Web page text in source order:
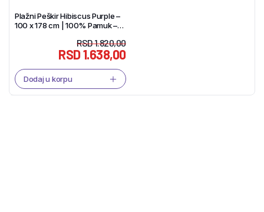
Plažni Peškir Hibiscus Purple –
100 x 178 cm | 100% Pamuk –
RSD1.820,00
RSD1.638,00
Dodaj u korpu